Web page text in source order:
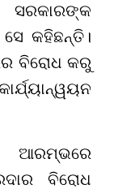
ସରକାରଙ୍କ
କହିଛନ୍ତି।
ବିରୋଧ କରୁ
ଆରମ୍ଭରେ
ବିରୋଧ